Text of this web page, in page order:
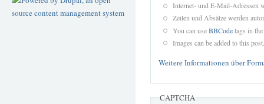
Internet- und E-Mail-Adressen
Zeilen und Absätze werden
You can useBBCodetags in
Images can be added to this post.
Weitere Informationen über
CAPTCHA